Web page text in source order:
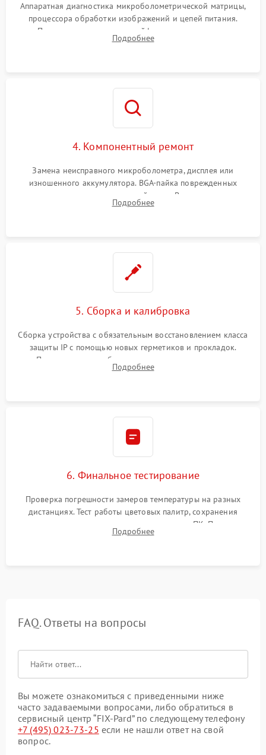
Аппаратная диагностика микроболометрической матрицы,
процессора обработки изображений и цепей питания.
Проверка целостности шлейфов, модуля памяти и
интерфейсов связи. Выявление сгоревших SMD-компонентов
Подробнее
4. Компонентный ремонт
Замена неисправного микроболометра, дисплея или
изношенного аккумулятора. BGA-пайка поврежденных
контроллеров на материнской плате. Восстановление
разъемов и кнопок, замена поврежденных элементов
Подробнее
5. Сборка и калибровка
Сборка устройства с обязательным восстановлением класса
защиты IP с помощью новых герметиков и прокладок.
Программная калибровка матрицы по эталонному
абсолютно черному телу для точного измерения температур.
Подробнее
6. Финальное тестирование
Проверка погрешности замеров температуры на разных
дистанциях. Тест работы цветовых палитр, сохранения
термограмм в память и передачи данных на ПК. Проверка
автономности работы и итоговый контроль качества.
Подробнее
FAQ. Ответы на вопросы
Вы можете ознакомиться с приведенными ниже
часто задаваемыми вопросами, либо обратиться в
сервисный центр “FIX-Pard” по следующему телефону
+7 (495) 023-73-25 если не нашли ответ на свой
вопрос.